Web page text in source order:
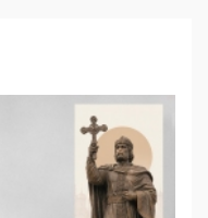
но
определять
намерено
право